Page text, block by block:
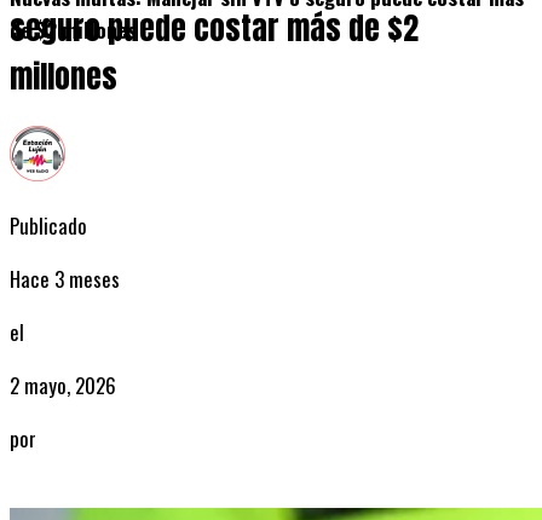
de $2 millones
seguro puede costar más de $2
millones
Publicado
Hace 3 meses
el
2 mayo, 2026
por